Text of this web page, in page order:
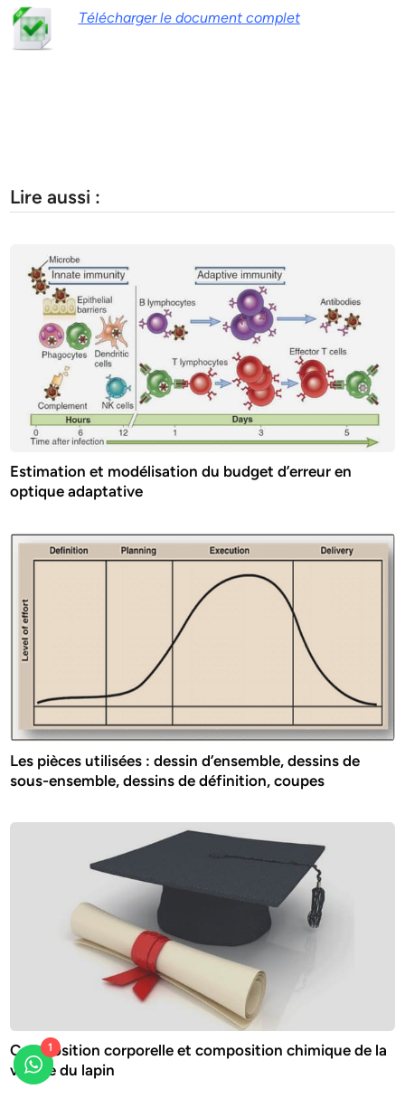
Télécharger le document complet
Lire aussi :
Estimation et modélisation du budget d’erreur en
optique adaptative
Les pièces utilisées : dessin d’ensemble, dessins de
sous-ensemble, dessins de définition, coupes
Composition corporelle et composition chimique de la
viande du lapin
1